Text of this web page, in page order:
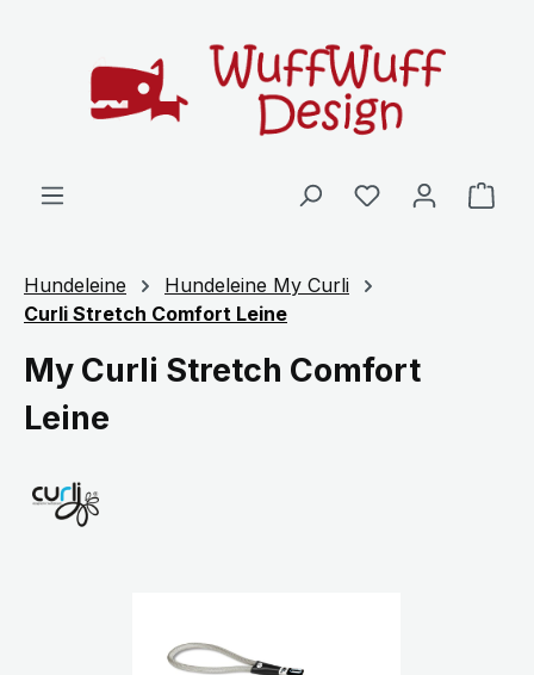
Hundeleine
Hundeleine My Curli
Curli Stretch Comfort Leine
My Curli Stretch Comfort
Leine